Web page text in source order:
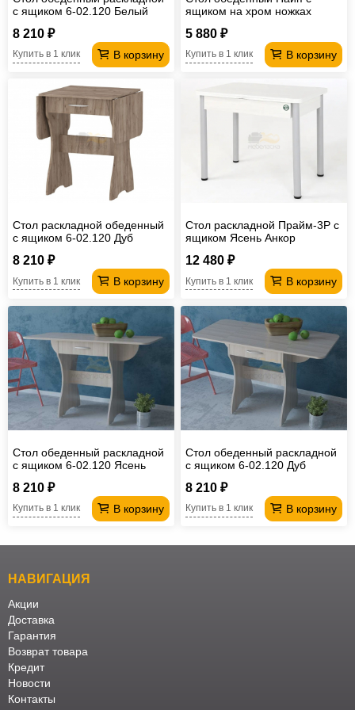
с ящиком 6-02.120 Белый
8 210 ₽
В корзину
Купить в 1 клик
ящиком на хром ножках
5 880 ₽
В корзину
Купить в 1 клик
Стол раскладной обеденный
с ящиком 6-02.120 Дуб
8 210 ₽
В корзину
Купить в 1 клик
Стол раскладной Прайм-3Р с
ящиком Ясень Анкор
12 480 ₽
В корзину
Купить в 1 клик
Стол обеденный раскладной
с ящиком 6-02.120 Ясень
8 210 ₽
В корзину
Купить в 1 клик
Стол обеденный раскладной
с ящиком 6-02.120 Дуб
8 210 ₽
В корзину
Купить в 1 клик
НАВИГАЦИЯ
Акции
Доставка
Гарантия
Возврат товара
Кредит
Новости
Контакты